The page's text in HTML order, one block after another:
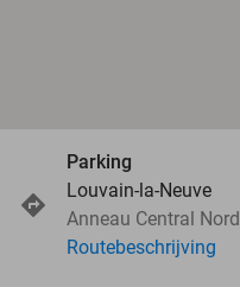
Parking
Louvain-la-Neuve
Anneau Central Nord
Routebeschrijving